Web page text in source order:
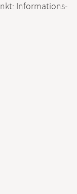
Informations-